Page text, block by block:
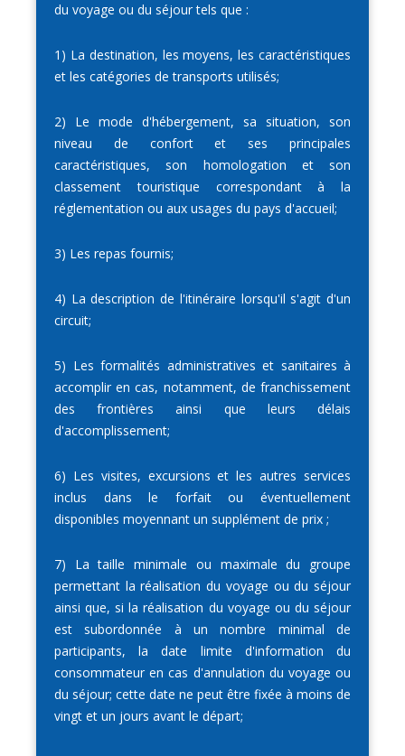
du voyage ou du séjour tels que :
1) La destination, les moyens, les caractéristiques
et les catégories de transports utilisés;
2) Le mode d'hébergement, sa situation, son
niveau de confort et ses principales
caractéristiques, son homologation et son
classement touristique correspondant à la
réglementation ou aux usages du pays d'accueil;
3) Les repas fournis;
4) La description de l'itinéraire lorsqu'il s'agit d'un
circuit;
5) Les formalités administratives et sanitaires à
accomplir en cas, notamment, de franchissement
des frontières ainsi que leurs délais
d'accomplissement;
6) Les visites, excursions et les autres services
inclus dans le forfait ou éventuellement
disponibles moyennant un supplément de prix ;
7) La taille minimale ou maximale du groupe
permettant la réalisation du voyage ou du séjour
ainsi que, si la réalisation du voyage ou du séjour
est subordonnée à un nombre minimal de
participants, la date limite d'information du
consommateur en cas d'annulation du voyage ou
du séjour; cette date ne peut être fixée à moins de
vingt et un jours avant le départ;